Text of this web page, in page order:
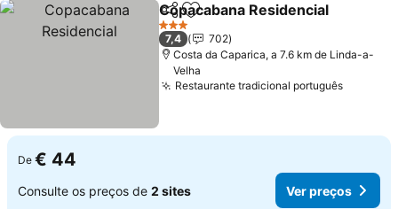
PartilharAdicionar aos favoritos
Copacabana Residencial
3 Estrelas
7,4
702
Costa da Caparica, a 7.6 km de Linda-a-
Velha
Restaurante tradicional português
De € 44
Consulte os preços de 2 sites Ver preços